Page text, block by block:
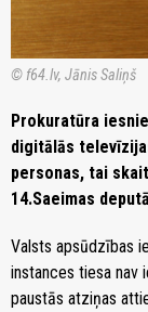
© f64.lv, Jānis Saliņš
Prokuratūra
digitālās
personas, tai
14.Saeimas
Valsts apsūdzības
instances tiesa nav
paustās atziņas